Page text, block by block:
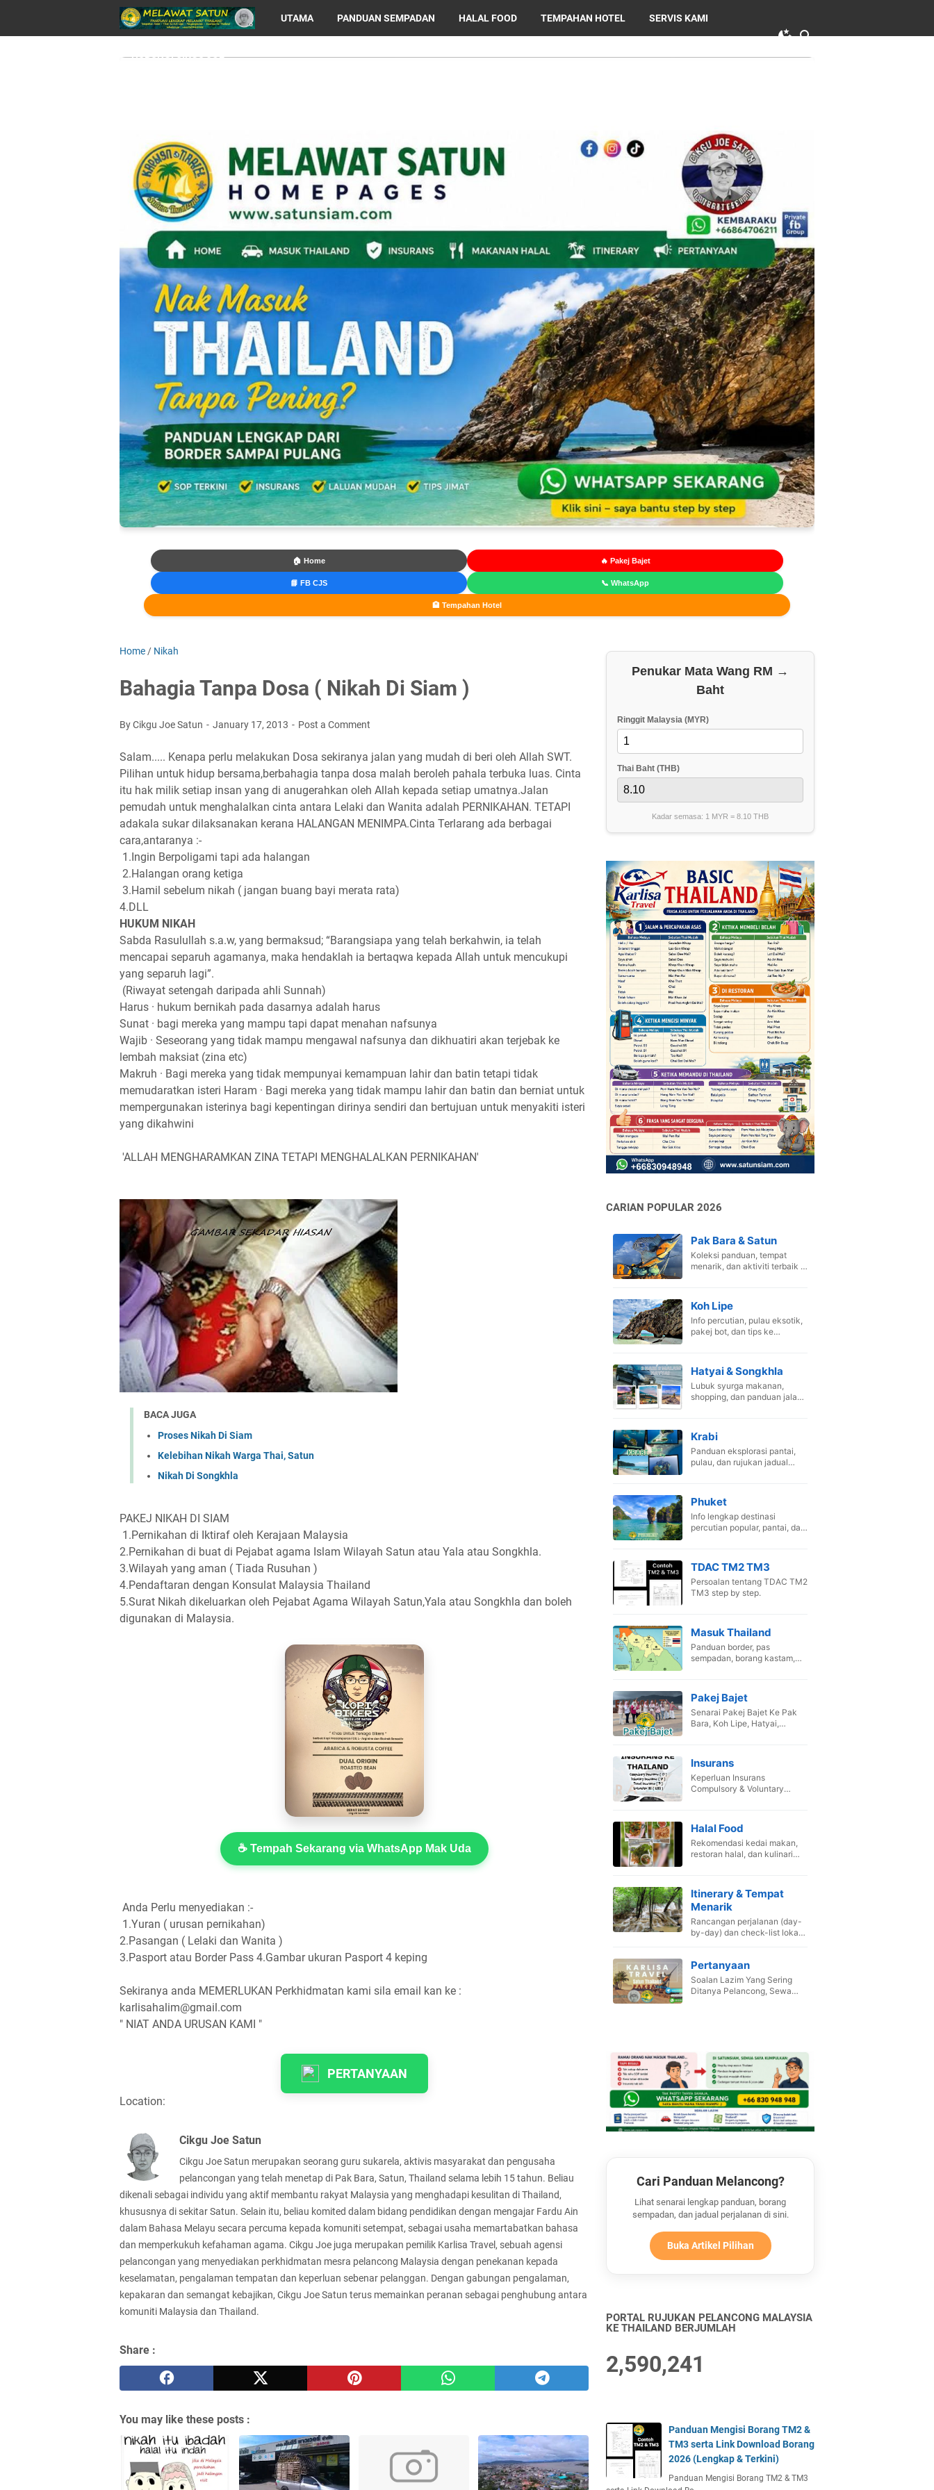
UTAMA PANDUAN SEMPADAN HALAL FOOD TEMPAHAN HOTEL SERVIS KAMI
🏠 Home 🔥 Pakej Bajet
📘 FB CJS 📞 WhatsApp
🏨 Tempahan Hotel
Home / Nikah
Bahagia Tanpa Dosa ( Nikah Di Siam )
By Cikgu Joe Satun January 17, 2013 Post a Comment
Salam..... Kenapa perlu melakukan Dosa sekiranya jalan yang mudah di beri oleh Allah SWT.
Pilihan untuk hidup bersama,berbahagia tanpa dosa malah beroleh pahala terbuka luas. Cinta
itu hak milik setiap insan yang di anugerahkan oleh Allah kepada setiap umatnya.Jalan
pemudah untuk menghalalkan cinta antara Lelaki dan Wanita adalah PERNIKAHAN. TETAPI
adakala sukar dilaksanakan kerana HALANGAN MENIMPA.Cinta Terlarang ada berbagai
cara,antaranya :-
1.Ingin Berpoligami tapi ada halangan
2.Halangan orang ketiga
3.Hamil sebelum nikah ( jangan buang bayi merata rata)
4.DLL
HUKUM NIKAH
Sabda Rasulullah s.a.w, yang bermaksud; “Barangsiapa yang telah berkahwin, ia telah
mencapai separuh agamanya, maka hendaklah ia bertaqwa kepada Allah untuk mencukupi
yang separuh lagi”.
(Riwayat setengah daripada ahli Sunnah)
Harus · hukum bernikah pada dasarnya adalah harus
Sunat · bagi mereka yang mampu tapi dapat menahan nafsunya
Wajib · Seseorang yang tidak mampu mengawal nafsunya dan dikhuatiri akan terjebak ke
lembah maksiat (zina etc)
Makruh · Bagi mereka yang tidak mempunyai kemampuan lahir dan batin tetapi tidak
memudaratkan isteri Haram · Bagi mereka yang tidak mampu lahir dan batin dan berniat untuk
mempergunakan isterinya bagi kepentingan dirinya sendiri dan bertujuan untuk menyakiti isteri
yang dikahwini
'ALLAH MENGHARAMKAN ZINA TETAPI MENGHALALKAN PERNIKAHAN'
BACA JUGA
Proses Nikah Di Siam
Kelebihan Nikah Warga Thai, Satun
Nikah Di Songkhla
PAKEJ NIKAH DI SIAM
1.Pernikahan di Iktiraf oleh Kerajaan Malaysia
2.Pernikahan di buat di Pejabat agama Islam Wilayah Satun atau Yala atau Songkhla.
3.Wilayah yang aman ( Tiada Rusuhan )
4.Pendaftaran dengan Konsulat Malaysia Thailand
5.Surat Nikah dikeluarkan oleh Pejabat Agama Wilayah Satun,Yala atau Songkhla dan boleh
digunakan di Malaysia.
☕ Tempah Sekarang via WhatsApp Mak Uda
Anda Perlu menyediakan :-
1.Yuran ( urusan pernikahan)
2.Pasangan ( Lelaki dan Wanita )
3.Pasport atau Border Pass 4.Gambar ukuran Pasport 4 keping
Sekiranya anda MEMERLUKAN Perkhidmatan kami sila email kan ke :
karlisahalim@gmail.com
" NIAT ANDA URUSAN KAMI "
PERTANYAAN
Location:
Cikgu Joe Satun
Cikgu Joe Satun merupakan seorang guru sukarela, aktivis masyarakat dan pengusaha
pelancongan yang telah menetap di Pak Bara, Satun, Thailand selama lebih 15 tahun. Beliau
dikenali sebagai individu yang aktif membantu rakyat Malaysia yang menghadapi kesulitan di Thailand,
khususnya di sekitar Satun. Selain itu, beliau komited dalam bidang pendidikan dengan mengajar Fardu Ain
dalam Bahasa Melayu secara percuma kepada komuniti setempat, sebagai usaha memartabatkan bahasa
dan memperkukuh kefahaman agama. Cikgu Joe juga merupakan pemilik Karlisa Travel, sebuah agensi
pelancongan yang menyediakan perkhidmatan mesra pelancong Malaysia dengan penekanan kepada
keselamatan, pengalaman tempatan dan keperluan sebenar pelanggan. Dengan gabungan pengalaman,
kepakaran dan semangat kebajikan, Cikgu Joe Satun terus memainkan peranan sebagai penghubung antara
komuniti Malaysia dan Thailand.
Share :
You may like these posts :
Penukar Mata Wang RM →
Baht
Ringgit Malaysia (MYR)
Thai Baht (THB)
Kadar semasa: 1 MYR = 8.10 THB
CARIAN POPULAR 2026
Pak Bara & Satun
Koleksi panduan, tempat
menarik, dan aktiviti terbaik di
Koh Lipe
Info percutian, pulau eksotik,
pakej bot, dan tips ke
Hatyai & Songkhla
Lubuk syurga makanan,
shopping, dan panduan jalan-
Krabi
Panduan eksplorasi pantai,
pulau, dan rujukan jadual
Phuket
Info lengkap destinasi
percutian popular, pantai, dan
TDAC TM2 TM3
Persoalan tentang TDAC TM2
TM3 step by step.
Masuk Thailand
Panduan border, pas
sempadan, borang kastam,
Pakej Bajet
Senarai Pakej Bajet Ke Pak
Bara, Koh Lipe, Hatyai,
Insurans
Keperluan Insurans
Compulsory & Voluntary
Halal Food
Rekomendasi kedai makan,
restoran halal, dan kulinari
Itinerary & Tempat
Menarik
Rancangan perjalanan (day-
by-day) dan check-list lokasi
Pertanyaan
Soalan Lazim Yang Sering
Ditanya Pelancong, Sewa
Cari Panduan Melancong?
Lihat senarai lengkap panduan, borang
sempadan, dan jadual perjalanan di sini.
Buka Artikel Pilihan
PORTAL RUJUKAN PELANCONG MALAYSIA
KE THAILAND BERJUMLAH
2,590,241
Panduan Mengisi Borang TM2 &
TM3 serta Link Download Borang
2026 (Lengkap & Terkini)
Panduan Mengisi Borang TM2 & TM3